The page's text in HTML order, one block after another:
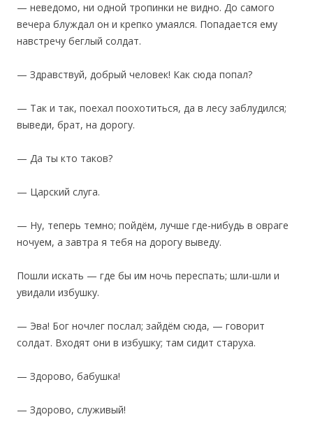
— неведомо, ни одной тропинки не видно. До самого
вечера блуждал он и крепко умаялся. Попадается ему
навстречу беглый солдат.
— Здравствуй, добрый человек! Как сюда попал?
— Так и так, поехал поохотиться, да в лесу заблудился;
выведи, брат, на дорогу.
— Да ты кто таков?
— Царский слуга.
— Ну, теперь темно; пойдём, лучше где-нибудь в овраге
ночуем, а завтра я тебя на дорогу выведу.
‎Пошли искать — где бы им ночь переспать; шли-шли и
увидали избушку.
— Эва! Бог ночлег послал; зайдём сюда, — говорит
солдат. Входят они в избушку; там сидит старуха.
— Здорово, бабушка!
— Здорово, служивый!